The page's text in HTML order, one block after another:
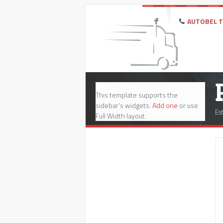
F AUTOBEL
This template supports the
sidebar's widgets.Add one or use
Full Width layout.